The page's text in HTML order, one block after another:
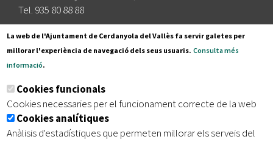
Tel. 935 80 88 88
Segueix-nos a:
Subscriu-te al nostre butlletí
Inici | Avís legal | Protecció de dades
| Accessibilitat
La web de l'Ajuntament de Cerdanyola del Vallès fa servir galetes per
millorar l'experiència de navegació dels seus usuaris. Consulta més
informació.
Cookies funcionals
Cookies necessaries per el funcionament correcte de la web
Cookies analítiques
Anàlisis d'estadístiques que permeten millorar els serveis del